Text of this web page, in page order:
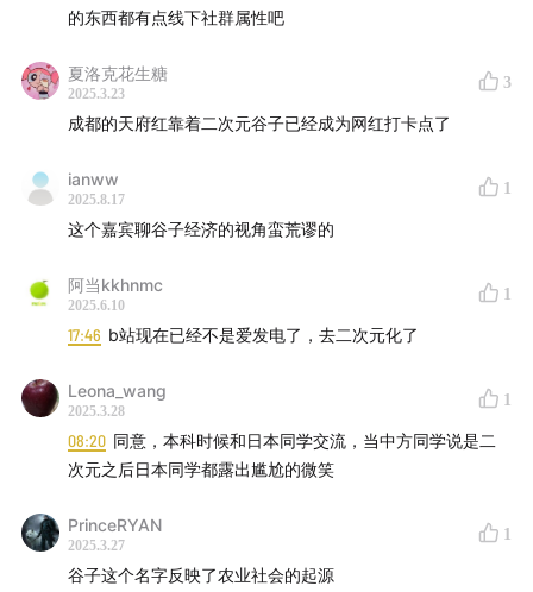
的东西都有点线下社群属性吧
夏洛克花生糖
2025.3.23
3
成都的天府红靠着二次元谷子已经成为网红打卡点了
ianww
2025.8.17
1
这个嘉宾聊谷子经济的视角蛮荒谬的
阿当kkhnmc
2025.6.10
1
17:46 b站现在已经不是爱发电了，去二次元化了
Leona_wang
2025.3.28
1
08:20 同意，本科时候和日本同学交流，当中方同学说是二
次元之后日本同学都露出尴尬的微笑
PrinceRYAN
2025.3.27
1
谷子这个名字反映了农业社会的起源